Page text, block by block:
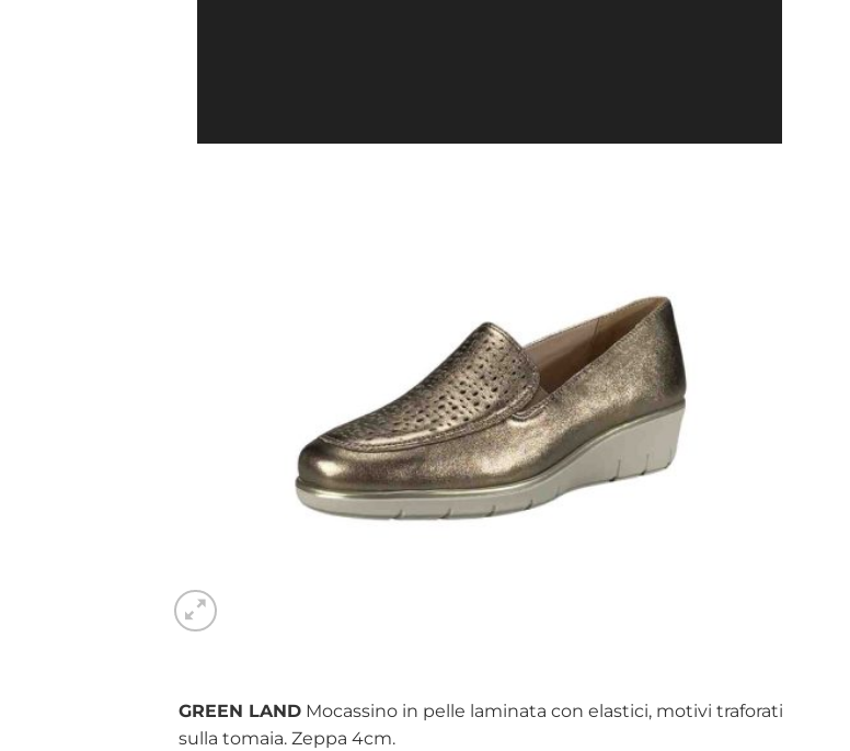
GREEN LAND Mocassino in pelle laminata con elastici, motivi traforati
sulla tomaia. Zeppa 4cm.